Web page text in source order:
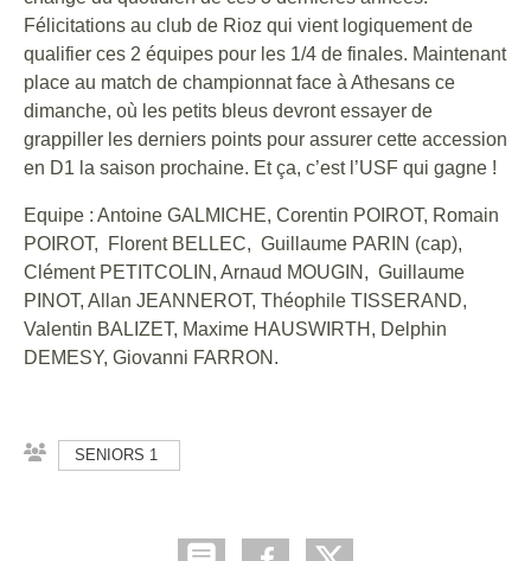
Félicitations au club de Rioz qui vient logiquement de
qualifier ces 2 équipes pour les 1/4 de finales. Maintenant
place au match de championnat face à Athesans ce
dimanche, où les petits bleus devront essayer de
grappiller les derniers points pour assurer cette accession
en D1 la saison prochaine. Et ça, c’est l’USF qui gagne !
Equipe : Antoine GALMICHE, Corentin POIROT, Romain
POIROT, Florent BELLEC, Guillaume PARIN (cap),
Clément PETITCOLIN, Arnaud MOUGIN, Guillaume
PINOT, Allan JEANNEROT, Théophile TISSERAND,
Valentin BALIZET, Maxime HAUSWIRTH, Delphin
DEMESY, Giovanni FARRON.
SENIORS 1